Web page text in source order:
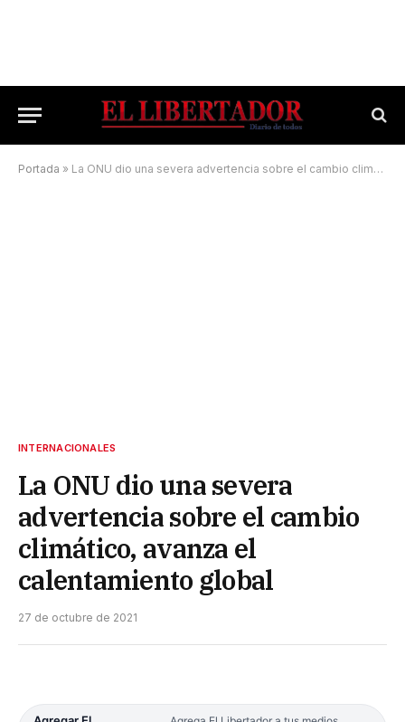
Portada » La ONU dio una severa advertencia sobre el cambio climático, avanza el calentamiento global
INTERNACIONALES
La ONU dio una severa
advertencia sobre el cambio
climático, avanza el
calentamiento global
27 de octubre de 2021